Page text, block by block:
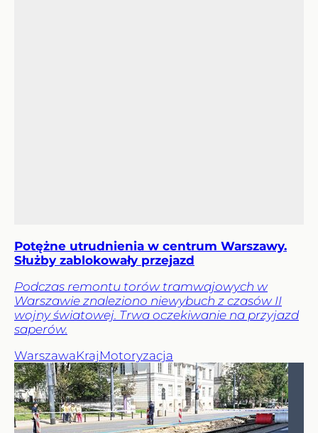
Potężne utrudnienia w centrum Warszawy.
Służby zablokowały przejazd
Podczas remontu torów tramwajowych w
Warszawie znaleziono niewybuch z czasów II
wojny światowej. Trwa oczekiwanie na przyjazd
saperów.
WarszawaKraj Motoryzacja